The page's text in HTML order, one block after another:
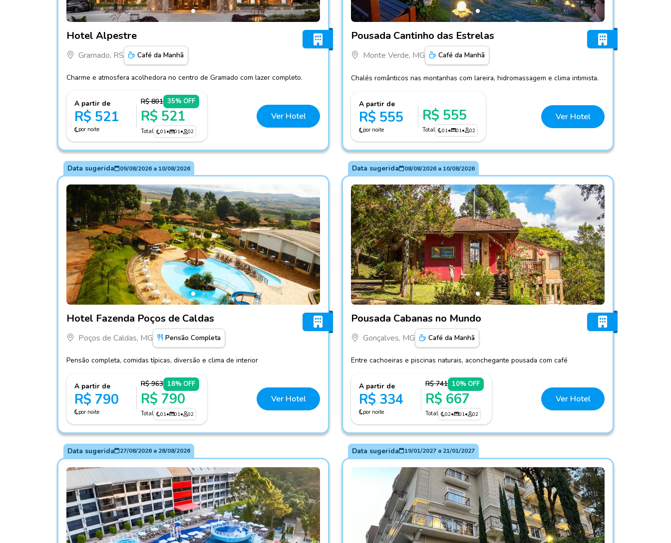
Hotel Alpestre
Gramado, RS Café da Manhã
Charme e atmosfera acolhedora no centro de Gramado com lazer completo.
A partir de
R$ 521
por noite
R$ 801 35% OFF
R$ 521
Total 01• 01• 02
Ver Hotel
Pousada Cantinho das Estrelas
Monte Verde, MG Café da Manhã
Chalés românticos nas montanhas com lareira, hidromassagem e clima intimista.
A partir de
R$ 555
por noite
R$ 555
Total 01• 01• 02
Ver Hotel
Data sugerida 09/08/2026a 10/08/2026
Hotel Fazenda Poços de Caldas
Poços de Caldas, MG Pensão Completa
Pensão completa, comidas típicas, diversão e clima de interior
A partir de
R$ 790
por noite
R$ 963 18% OFF
R$ 790
Total 01• 01• 02
Ver Hotel
Data sugerida 08/08/2026a 10/08/2026
Pousada Cabanas no Mundo
Gonçalves, MG Café da Manhã
Entre cachoeiras e piscinas naturais, aconchegante pousada com café
A partir de
R$ 334
por noite
R$ 741 10% OFF
R$ 667
Total 02• 01• 02
Ver Hotel
Data sugerida 27/08/2026a 28/08/2026 Data sugerida 19/01/2027a 21/01/2027